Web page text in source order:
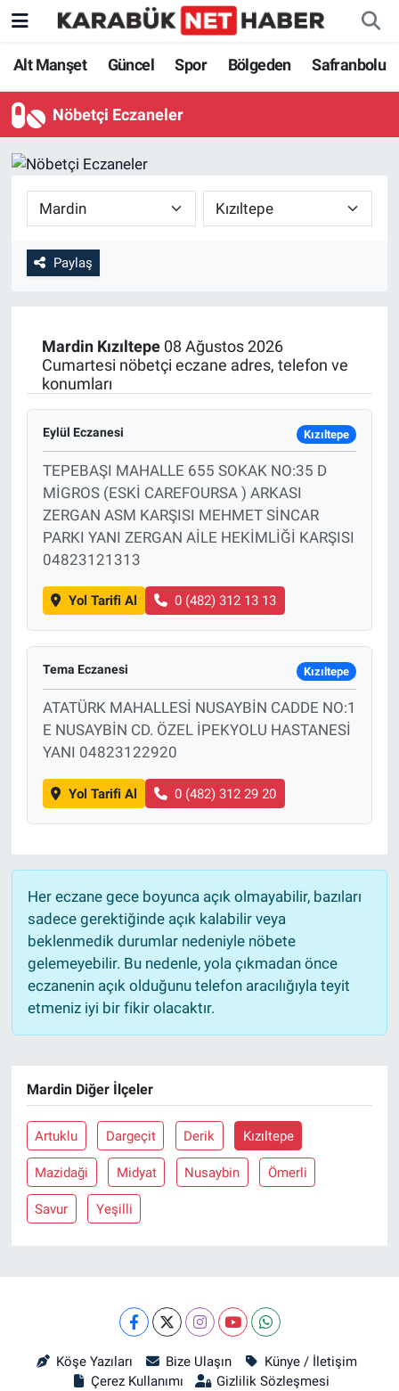
Alt Manşet Güncel Spor Bölgeden Safranbolu
Nöbetçi Eczaneler
Paylaş
Mardin Kızıltepe08 Ağustos 2026
Cumartesi nöbetçi eczane adres, telefon ve
konumları
Eylül Eczanesi Kızıltepe
TEPEBAŞI MAHALLE 655 SOKAK NO:35 D
MİGROS (ESKİ CAREFOURSA ) ARKASI
ZERGAN ASM KARŞISI MEHMET SİNCAR
PARKI YANI ZERGAN AİLE HEKİMLİĞİ KARŞISI
04823121313
Yol Tarifi Al 0 (482) 312 13 13
Tema Eczanesi Kızıltepe
ATATÜRK MAHALLESİ NUSAYBİN CADDE NO:1
E NUSAYBİN CD. ÖZEL İPEKYOLU HASTANESİ
YANI 04823122920
Yol Tarifi Al 0 (482) 312 29 20
Her eczane gece boyunca açık olmayabilir, bazıları
sadece gerektiğinde açık kalabilir veya
beklenmedik durumlar nedeniyle nöbete
gelemeyebilir. Bu nedenle, yola çıkmadan önce
eczanenin açık olduğunu telefon aracılığıyla teyit
etmeniz iyi bir fikir olacaktır.
Mardin Diğer İlçeler
Artuklu Dargeçit Derik Kızıltepe
Mazidaği Midyat Nusaybin Ömerli
Savur Yeşilli
Köşe Yazıları Bize Ulaşın
Künye / İletişim
Çerez Kullanımı
Gizlilik Sözleşmesi